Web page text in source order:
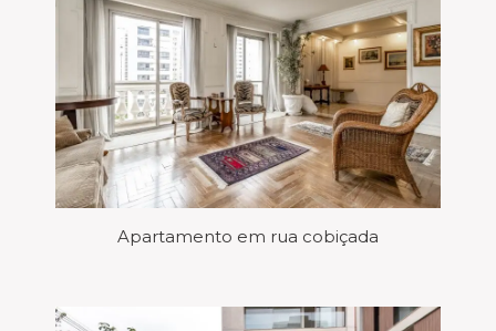
Apartamento em rua cobiçada